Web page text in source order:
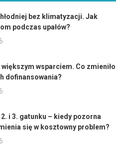
bez klimatyzacji. Jak
podczas upałów?
wsparciem. Co zmieniło
dofinansowania?
2. i 3. gatunku – kiedy pozorna
się w kosztowny problem?